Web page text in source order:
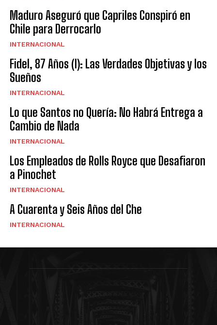
Maduro Aseguró que Capriles Conspiró en
Chile para Derrocarlo
INTERNACIONAL
Fidel, 87 Años (I): Las Verdades Objetivas y los
Sueños
INTERNACIONAL
Lo que Santos no Quería: No Habrá Entrega a
Cambio de Nada
INTERNACIONAL
Los Empleados de Rolls Royce que Desafiaron
a Pinochet
INTERNACIONAL
A Cuarenta y Seis Años del Che
INTERNACIONAL